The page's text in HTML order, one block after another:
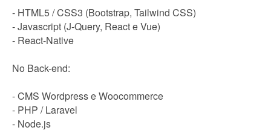
- HTML5 / CSS3 (Bootstrap, Tailwind CSS)
- Javascript (J-Query, React e Vue)
- React-Native
No Back-end:
- CMS Wordpress e Woocommerce
- PHP / Laravel
- Node.js